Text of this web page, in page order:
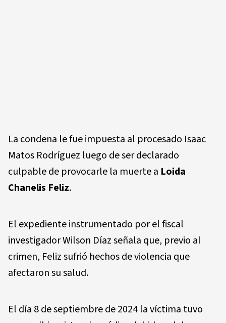
La condena le fue impuesta al procesado Isaac
Matos Rodríguez luego de ser declarado
culpable de provocarle la muerte a Loida
Chanelis Feliz.
El expediente instrumentado por el fiscal
investigador Wilson Díaz señala que, previo al
crimen, Feliz sufrió hechos de violencia que
afectaron su salud.
El día 8 de septiembre de 2024 la víctima tuvo